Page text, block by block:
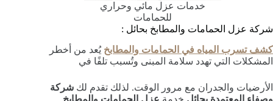
خدمات عزل مائي وحراري
للحمامات
شركة عزل الحمامات والمطابخ بحائل :
كشف تسرب المياه في الحمامات والمطابخ يُعد من أخطر
المشكلات التي تهدد سلامة المبنى وتُسبب تلفًا في
الأرضيات والجدران مع مرور الوقت. لذلك تقدم لك شركة